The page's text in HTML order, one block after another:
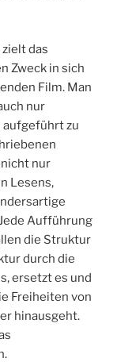
das
Zweck in sich
Film. Man
nur
aufgeführt zu
nur
Lesens,
Aufführung
die Struktur
durch die
ersetzt es und
Freiheiten von
hinausgeht.